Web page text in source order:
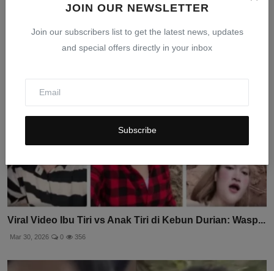
JOIN OUR NEWSLETTER
Join our subscribers list to get the latest news, updates
and special offers directly in your inbox
Subscribe
Viral Video Ibu Tiri vs Anak Tiri di Kebun Durian: Wasp...
Mar 30, 2026 0 356